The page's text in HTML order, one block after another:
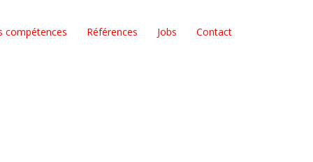
compétences Références Jobs Contact